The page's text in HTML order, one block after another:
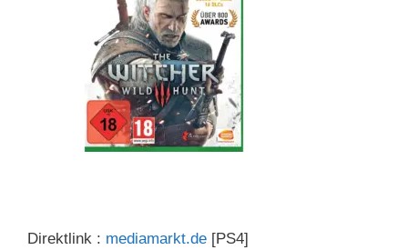
Direktlink : mediamarkt.de [PS4]